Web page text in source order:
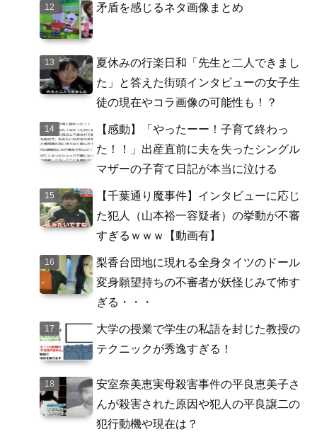
矛盾を感じるネタ画像まとめ
夏休みの行楽日和「先生と二人できまし
た」と答えた街頭インタビューの女子生
徒の現在やコラ画像の可能性も！？
【感動】「やったーー！子育て終わっ
た！！」出産直前に夫を失ったシングル
マザーの子育て日記が本当に泣ける
【千葉通り魔事件】インタビューに応じ
た犯人（山本裕一容疑者）の挙動が不審
すぎるｗｗｗ【動画有】
梨香台団地に現れる全身タイツのドール
変身願望持ちの不審者が妖怪じみて怖す
ぎる・・・
大学の授業で学生の私語を封じた教授の
テクニックが秀逸すぎる！
安室奈美恵実母殺害事件の平良恵美子さ
んが殺害された原因や犯人の平良譲二の
犯行動機や現在は？